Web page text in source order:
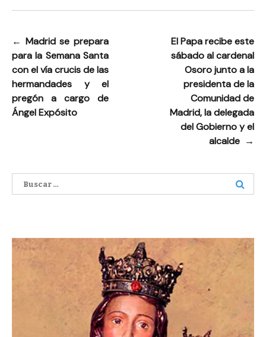
Navegación
de
entradas
← Madrid se prepara
para la Semana Santa
con el vía crucis de las
hermandades y el
pregón a cargo de
Ángel Expósito
El Papa recibe este
sábado al cardenal
Osoro junto a la
presidenta de la
Comunidad de
Madrid, la delegada
del Gobierno y el
alcalde →
Buscar: